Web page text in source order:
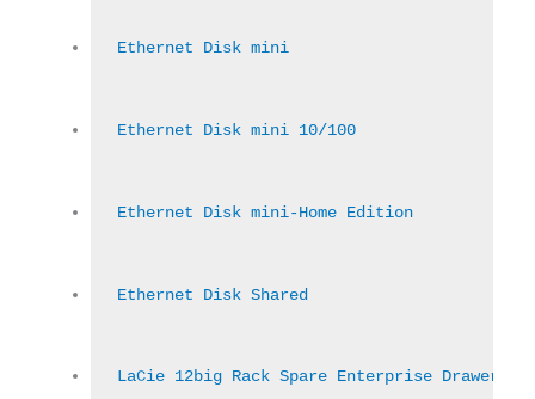
Ethernet Disk mini
Ethernet Disk mini 10/100
Ethernet Disk mini-Home Edition
Ethernet Disk Shared
LaCie 12big Rack Spare Enterprise Drawer